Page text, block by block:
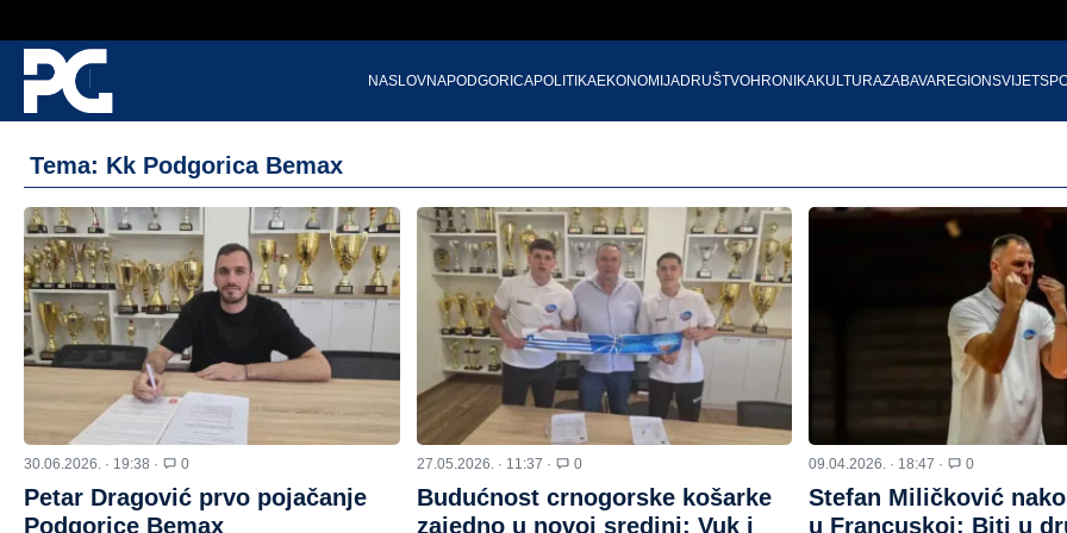
NASLOVNAPODGORICAPOLITIKAEKONOMIJADRUŠTVOHRONIKAKULTURAZABAVAREGIONSVIJET
Tema: Kk Podgorica Bemax
30.06.2026. · 19:38 · 0
Petar Dragović prvo pojačanje
Podgorice Bemax
27.05.2026. · 11:37 · 0
Budućnost crnogorske košarke
zajedno u novoj sredini: Vuk i
09.04.2026. · 18:47 · 0
Stefan Miličković
u Francuskoj: Biti u